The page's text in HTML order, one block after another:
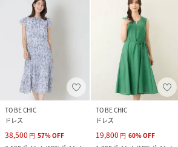
TO BE CHIC
ドレス
38,500 円 57%OFF
TO BE CHIC
ドレス
19,800 円 60%OFF